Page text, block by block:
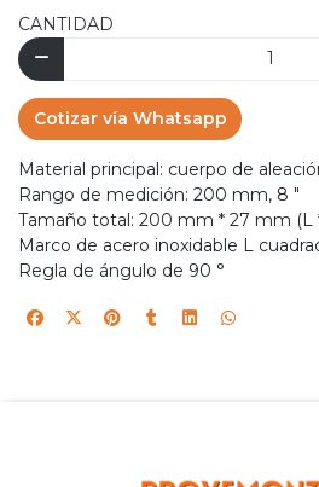
CANTIDAD
Cotizar vía Whatsapp
Material principal: cuerpo de
Rango de medición: 200 mm, 8 "
Tamaño total: 200 mm * 27 mm (L
Marco de acero inoxidable L
Regla de ángulo de 90 °